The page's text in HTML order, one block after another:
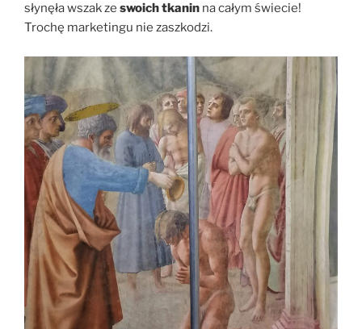
słynęła wszak ze swoich tkanin na całym świecie!
Trochę marketingu nie zaszkodzi.